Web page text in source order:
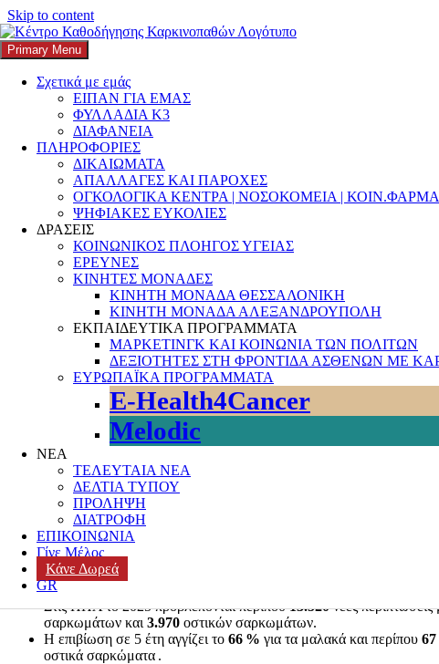
Skip to content
K3
ΚΕΝΤΡΟ ΚΑΘΟΔΗΓΗΣΗΣ ΚΑΡΚΙΝΟΠΑΘΩΝ
Primary Menu
Σχετικά με εμάς
ΕΙΠΑΝ ΓΙΑ ΕΜΑΣ
ΦΥΛΛΑΔΙΑ Κ3
ΔΙΑΦΑΝΕΙΑ
ΠΛΗΡΟΦΟΡΙΕΣ
ΔΙΚΑΙΩΜΑΤΑ
ΑΠΑΛΛΑΓΕΣ ΚΑΙ ΠΑΡΟΧΕΣ
ΟΓΚΟΛΟΓΙΚΑ ΚΕΝΤΡΑ | ΝΟΣΟΚΟΜΕΙΑ |
ΨΗΦΙΑΚΕΣ ΕΥΚΟΛΙΕΣ
ΔΡΑΣΕΙΣ
ΚΟΙΝΩΝΙΚΟΣ ΠΛΟΗΓΟΣ ΥΓΕΙΑΣ
ΕΡΕΥΝΕΣ
ΚΙΝΗΤΕΣ ΜΟΝΑΔΕΣ
ΚΙΝΗΤΗ ΜΟΝΑΔΑ ΘΕΣΣΑΛΟΝΙΚΗ
ΚΙΝΗΤΗ ΜΟΝΑΔΑ ΑΛΕΞΑΝΔΡΟΥΠΟΛΗ
ΕΚΠΑΙΔΕΥΤΙΚΑ ΠΡΟΓΡΑΜΜΑΤΑ
ΜΑΡΚΕΤΙΝΓΚ ΚΑΙ ΚΟΙΝΩΝΙΑ ΤΩΝ ΠΟΛΙΤΩΝ
ΔΕΞΙΟΤΗΤΕΣ ΣΤΗ ΦΡΟΝΤΙΔΑ ΑΣΘΕΝΩΝ ΜΕ
ΕΥΡΩΠΑΪΚΑ ΠΡΟΓΡΑΜΜΑΤΑ
E-Health4Cancer
Melodic
ΝΕΑ
ΤΕΛΕΥΤΑΙΑ ΝΕΑ
ΔΕΛΤΙΑ ΤΥΠΟΥ
ΠΡΟΛΗΨΗ
ΔΙΑΤΡΟΦΗ
ΕΠΙΚΟΙΝΩΝΙΑ
Γίνε Μέλος
Κάνε Δωρεά
GR
Αναζήτηση για:
Ιούλιος: Παγκόσμιος Μήνας
Posted on 10 Ιουλίου, 2025Authork3-editorCategoriesΜη
Τα σαρκώματα είναι μια σπάνια αλλά σοβαρή μορφή καρκίνου, που
κυρίως στους συνδετικούς ιστούς (μύες, λίπος, τένοντες, νεύρα, οστά).
Αντιπροσωπεύουν λιγότερο από το
στα παιδιά .
Το80 %των σαρκωμάτων αναπτύσσεται στους μαλακούς ιστούς
μύες, τένοντες) .
Το
Στις ΗΠΑ το 2025 προβλέπονται περίπου13.520νέες
σαρκωμάτων και 3.970 οστικών σαρκωμάτων.
Η επιβίωση σε 5 έτη αγγίζει το 66 % για τα μαλακά και περίπου
οστικά σαρκώματα .